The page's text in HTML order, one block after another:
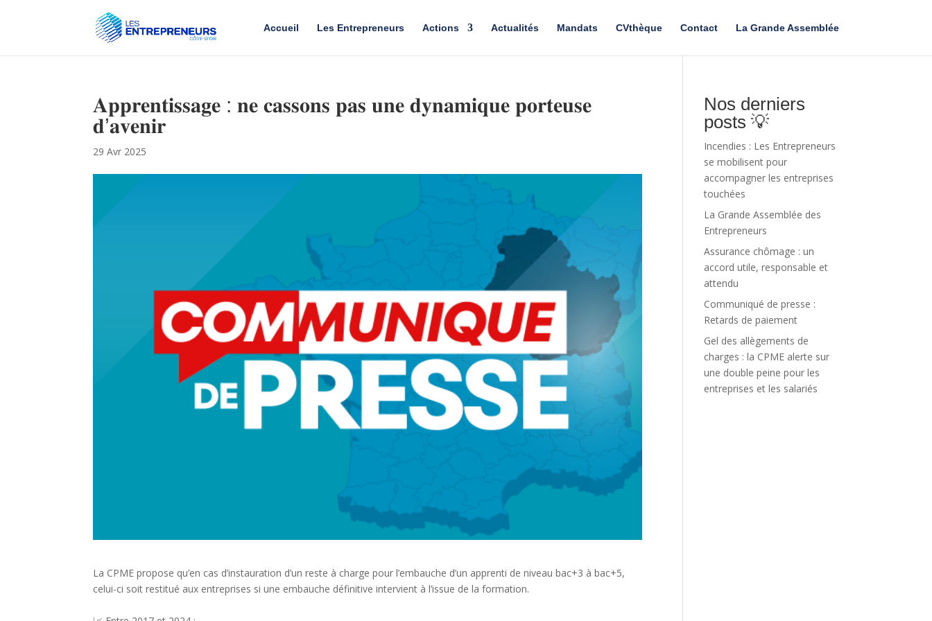
Accueil Les Entrepreneurs Actions Actualités Mandats CVthèque Contact La Grande Assemblée
𝐀𝐩𝐩𝐫𝐞𝐧𝐭𝐢𝐬𝐬𝐚𝐠𝐞 : 𝐧𝐞 𝐜𝐚𝐬𝐬𝐨𝐧𝐬 𝐩𝐚𝐬 𝐮𝐧𝐞 𝐝𝐲𝐧𝐚𝐦𝐢𝐪𝐮𝐞 𝐩𝐨𝐫𝐭𝐞𝐮𝐬𝐞
𝐝’𝐚𝐯𝐞𝐧𝐢𝐫
29 Avr 2025
La CPME propose qu’en cas d’instauration d’un reste à charge pour l’embauche d’un apprenti de niveau bac+3 à bac+5,
celui-ci soit restitué aux entreprises si une embauche définitive intervient à l’issue de la formation.
Nos derniers
posts 💡
Incendies : Les Entrepreneurs
se mobilisent pour
accompagner les entreprises
touchées
La Grande Assemblée des
Entrepreneurs
Assurance chômage : un
accord utile, responsable et
attendu
Communiqué de presse :
Retards de paiement
Gel des allègements de
charges : la CPME alerte sur
une double peine pour les
entreprises et les salariés